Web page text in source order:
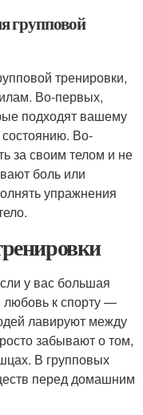
групповой
тренировки,
Во-первых,
подходят вашему
Во-
за своим телом и не
боль или
упражнения
у вас большая
любовь к спорту —
лавируют между
забывают о том,
В групповых
перед домашним